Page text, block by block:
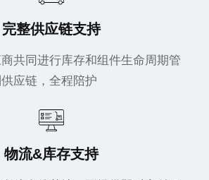
完整供应链支持
共同进行库存和组件生命周期管
应链，全程陪护
物流&库存支持